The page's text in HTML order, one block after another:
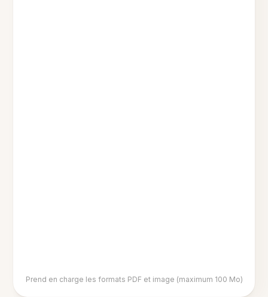
Prend en charge les formats PDF et image (maximum 100 Mo)